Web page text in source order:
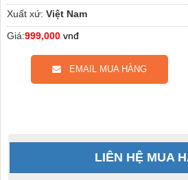
Xuất xứ: Việt Nam
Giá:999,000 vnđ
EMAIL MUA HÀNG
LIÊN HỆ MUA